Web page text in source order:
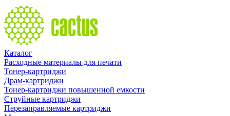
Каталог
Расходные материалы для печати
Тонер-картриджи
Драм-картриджи
Тонер-картриджи повышенной емкости
Струйные картриджи
Перезаправляемые картриджи